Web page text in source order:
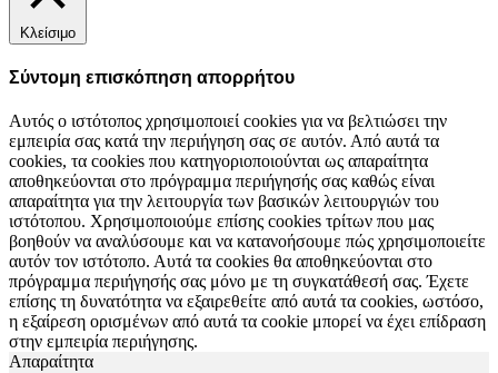
Κλείσιμο
Σύντομη επισκόπηση απορρήτου
Αυτός ο ιστότοπος χρησιμοποιεί cookies για να βελτιώσει την
εμπειρία σας κατά την περιήγηση σας σε αυτόν. Από αυτά τα
cookies, τα cookies που κατηγοριοποιούνται ως απαραίτητα
αποθηκεύονται στο πρόγραμμα περιήγησής σας καθώς είναι
απαραίτητα για την λειτουργία των βασικών λειτουργιών του
ιστότοπου. Χρησιμοποιούμε επίσης cookies τρίτων που μας
βοηθούν να αναλύσουμε και να κατανοήσουμε πώς χρησιμοποιείτε
αυτόν τον ιστότοπο. Αυτά τα cookies θα αποθηκεύονται στο
πρόγραμμα περιήγησής σας μόνο με τη συγκατάθεσή σας. Έχετε
επίσης τη δυνατότητα να εξαιρεθείτε από αυτά τα cookies, ωστόσο,
η εξαίρεση ορισμένων από αυτά τα cookie μπορεί να έχει επίδραση
στην εμπειρία περιήγησης.
Απαραίτητα